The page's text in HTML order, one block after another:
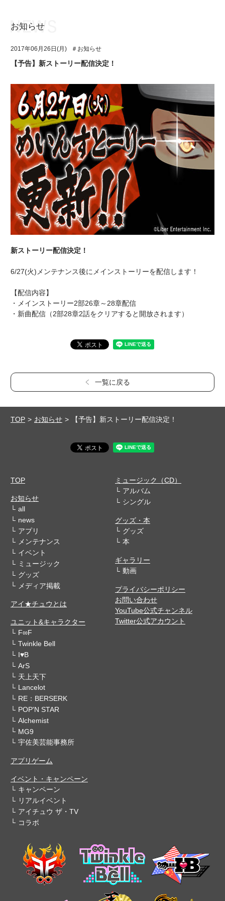
アプリゲーム
イベント・キャンペーン
ミュージック
グッズ・本
ギャラリー
ユニット&キャラクター
アプリゲーム
イベント・キャンペーン
ミュージック
グッズ・本
ギャラリー
お知らせ
2017年06月26日(月) ＃お知らせ
【予告】新ストーリー配信決定！
新ストーリー配信決定！
6/27(火)メンテナンス後にメインストーリーを配信します！
【配信内容】
・メインストーリー2部26章～28章配信
・新曲配信（2部28章2話をクリアすると開放されます）
一覧に戻る
TOP お知らせ 【予告】新ストーリー配信決定！
TOP
お知らせ
all
news
アプリ
メンテナンス
イベント
ミュージック
グッズ
メディア掲載
アイ★チュウとは
ユニット&キャラクター
F∞F
Twinkle Bell
I♥B
ArS
天上天下
Lancelot
RE：BERSERK
POP'N STAR
Alchemist
MG9
宇佐美芸能事務所
アプリゲーム
イベント・キャンペーン
キャンペーン
リアルイベント
アイチュウ ザ・TV
コラボ
ミュージック（CD）
アルバム
シングル
グッズ・本
グッズ
本
ギャラリー
動画
プライバシーポリシー
お問い合わせ
YouTube公式チャンネル
Twitter公式アカウント